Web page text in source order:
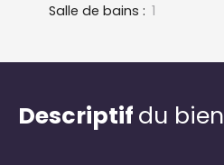
Salle de bains : 1
Descriptif du bien